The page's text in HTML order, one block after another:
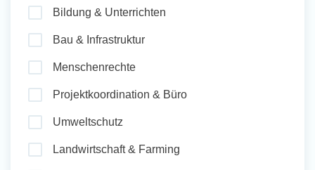
Initiativbewerbung
Bildung & Unterrichten
Bau & Infrastruktur
Menschenrechte
Projektkoordination & Büro
Umweltschutz
Landwirtschaft & Farming